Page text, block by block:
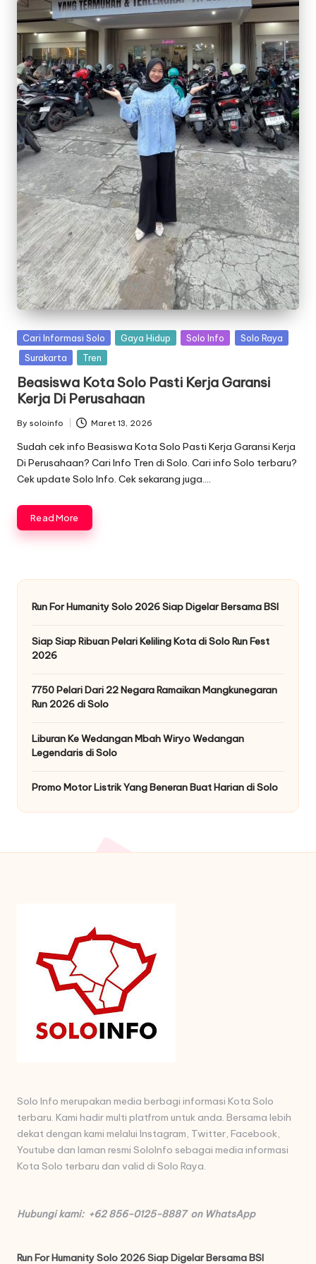
Posted
in
Cari Informasi Solo Gaya Hidup Solo Info
Solo Raya
Surakarta
Tren
Beasiswa Kota Solo Pasti Kerja Garansi
Kerja Di Perusahaan
Posted
by
By soloinfo Maret 13, 2026
Sudah cek info Beasiswa Kota Solo Pasti Kerja Garansi Kerja
Di Perusahaan? Cari Info Tren di Solo. Cari info Solo terbaru?
Cek update Solo Info. Cek sekarang juga….
Read More
Run For Humanity Solo 2026 Siap Digelar Bersama BSI
Siap Siap Ribuan Pelari Keliling Kota di Solo Run Fest
2026
7750 Pelari Dari 22 Negara Ramaikan Mangkunegaran
Run 2026 di Solo
Liburan Ke Wedangan Mbah Wiryo Wedangan
Legendaris di Solo
Promo Motor Listrik Yang Beneran Buat Harian di Solo
Solo Info merupakan media berbagi informasi Kota Solo
terbaru. Kami hadir multi platfrom untuk anda. Bersama lebih
dekat dengan kami melalui Instagram, Twitter, Facebook,
Youtube dan laman resmi SoloInfo sebagai media informasi
Kota Solo terbaru dan valid di Solo Raya.
Hubungi kami: +62 856-0125-8887 on WhatsApp
Run For Humanity Solo 2026 Siap Digelar Bersama BSI